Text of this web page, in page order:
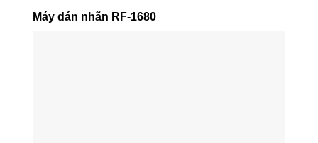
Máy dán nhãn RF-1680